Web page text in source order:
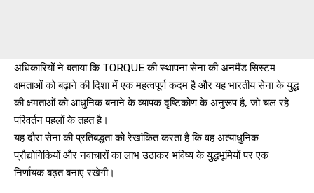
अधिकारियों ने बताया कि TORQUE की स्थापना सेना की अनमैंड सिस्टम
क्षमताओं को बढ़ाने की दिशा में एक महत्वपूर्ण कदम है और यह भारतीय सेना के युद्ध
की क्षमताओं को आधुनिक बनाने के व्यापक दृष्टिकोण के अनुरूप है, जो चल रहे
परिवर्तन पहलों के तहत है।
यह दौरा सेना की प्रतिबद्धता को रेखांकित करता है कि वह अत्याधुनिक
प्रौद्योगिकियों और नवाचारों का लाभ उठाकर भविष्य के युद्धभूमियों पर एक
निर्णायक बढ़त बनाए रखेगी।